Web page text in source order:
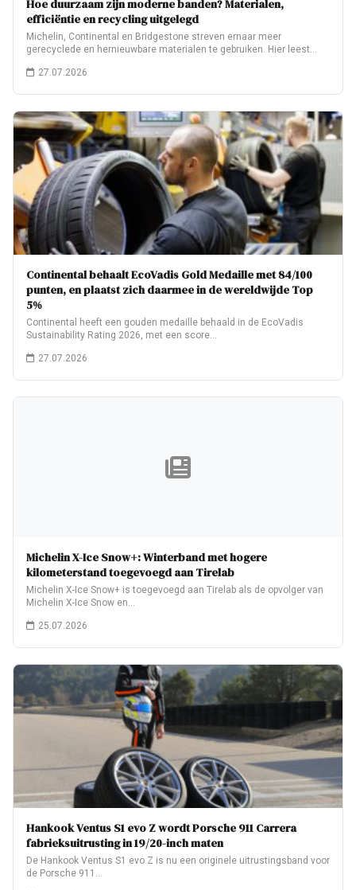
Hoe duurzaam zijn moderne banden? Materialen,
efficiëntie en recycling uitgelegd
Michelin, Continental en Bridgestone streven ernaar meer
gerecyclede en hernieuwbare materialen te gebruiken. Hier leest…
27.07.2026
Continental behaalt EcoVadis Gold Medaille met 84/100
punten, en plaatst zich daarmee in de wereldwijde Top
5%
Continental heeft een gouden medaille behaald in de EcoVadis
Sustainability Rating 2026, met een score…
27.07.2026
Michelin X-Ice Snow+: Winterband met hogere
kilometerstand toegevoegd aan Tirelab
Michelin X-Ice Snow+ is toegevoegd aan Tirelab als de opvolger van
Michelin X-Ice Snow en…
25.07.2026
Hankook Ventus S1 evo Z wordt Porsche 911 Carrera
fabrieksuitrusting in 19/20-inch maten
De Hankook Ventus S1 evo Z is nu een originele uitrustingsband voor
de Porsche 911…